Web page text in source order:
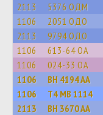
2113 5376 ОДМ
1106 2051 ОДО
2113 9794 ОДО
1106 613-64 ОА
1106 024-33 ОА
1106 BH 4194 AA
1106 Т4 МВ 1114
2113 BH 3670 AA